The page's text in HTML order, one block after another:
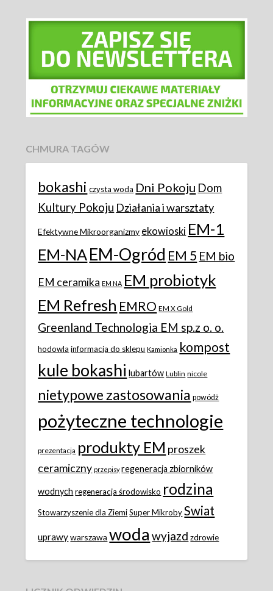
CHMURA TAGÓW
bokashi czysta woda Dni Pokoju Dom
Kultury Pokoju Działania i warsztaty
Efektywne Mikroorganizmy ekowioski EM-1
EM-NAEM-Ogród EM 5 EM bio
EM ceramika EM NA EM probiotyk
EM Refresh EMRO EM X Gold
Greenland Technologia EM sp.z o. o.
hodowla informacja do sklepu Kamionka kompost
kule bokashi lubartów Lublin nicole
nietypowe zastosowania powódż
pożyteczne technologie
prezentacja produkty EM proszek
ceramiczny przepisy regeneracja zbiorników
wodnych regeneracja środowisko rodzina
Stowarzyszenie dla Ziemi Super Mikroby Swiat
uprawy warszawa woda wyjazd zdrowie